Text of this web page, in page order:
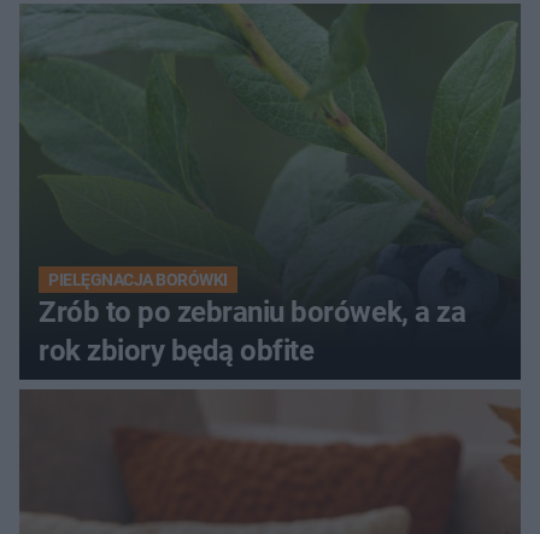
PIELĘGNACJA BORÓWKI
Zrób to po zebraniu borówek, a za
rok zbiory będą obfite